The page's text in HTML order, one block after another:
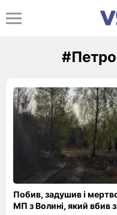
Побив, задушив і
МП з Волині, який вбив